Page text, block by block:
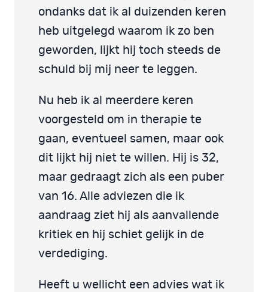
ondanks dat ik al duizenden keren
heb uitgelegd waarom ik zo ben
geworden, lijkt hij toch steeds de
schuld bij mij neer te leggen.
Nu heb ik al meerdere keren
voorgesteld om in therapie te
gaan, eventueel samen, maar ook
dit lijkt hij niet te willen. Hij is 32,
maar gedraagt zich als een puber
van 16. Alle adviezen die ik
aandraag ziet hij als aanvallende
kritiek en hij schiet gelijk in de
verdediging.
Heeft u wellicht een advies wat ik